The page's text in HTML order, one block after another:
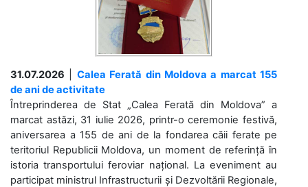
31.07.2026
Calea Ferată din Moldova a marcat 155
de ani de activitate
Întreprinderea de Stat „Calea Ferată din Moldova” a
marcat astăzi, 31 iulie 2026, printr-o ceremonie festivă,
aniversarea a 155 de ani de la fondarea căii ferate pe
teritoriul Republicii Moldova, un moment de referință în
istoria transportului feroviar național. La eveniment au
participat ministrul Infrastructurii și Dezvoltării Regionale,